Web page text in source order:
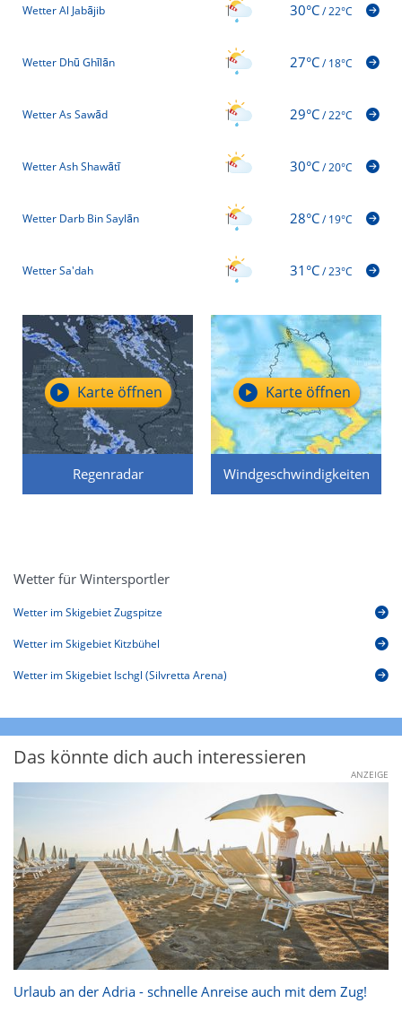
Wetter Al Jabājib 30°C/22°C
Wetter Dhū Ghīlān 27°C/18°C
Wetter As Sawād 29°C/22°C
Wetter Ash Shawātī 30°C/20°C
Wetter Darb Bin Saylān 28°C/19°C
Wetter Sa'dah 31°C/23°C
Regenradar
Karte öffnen
Windgeschwindigkeiten
Karte öffnen
Wetter für Wintersportler
Wetter im Skigebiet Zugspitze
Wetter im Skigebiet Kitzbühel
Wetter im Skigebiet Ischgl (Silvretta Arena)
Das könnte dich auch interessieren
ANZEIGE
Urlaub an der Adria - schnelle Anreise auch mit dem Zug!